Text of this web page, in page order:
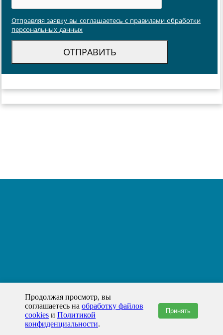
Отправляя заявку вы соглашаетесь с правилами обработки
персональных данных
Продолжая просмотр, вы
соглашаетесь на обработку файлов
cookies и Политикой
конфиденциальности.
Принять